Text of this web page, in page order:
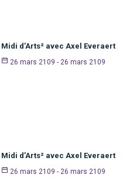
Midi d’Arts² avec Axel Everaert
26 mars 2109 - 26 mars 2109
Midi d’Arts² avec Axel Everaert
26 mars 2109 - 26 mars 2109